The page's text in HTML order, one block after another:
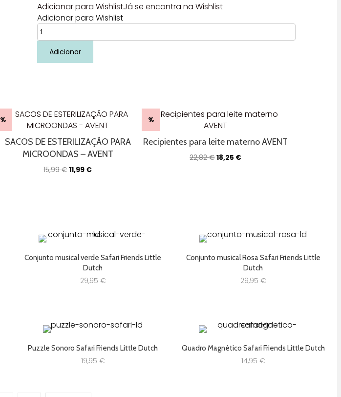
Adicionar para WishlistJá se encontra na Wishlist
Adicionar para Wishlist
Quantidade
de
Bolsa
Philips
Avent
Adicionar
%
SACOS DE ESTERILIZAÇÃO PARA
MICROONDAS – AVENT
15,99€ O
11,99 €O
%
Recipientes para leite materno AVENT
22,82€O
18,25 €O
Conjunto musical verde Safari Friends Little
Dutch
29,95 €
Conjunto musical Rosa Safari Friends Little
Dutch
29,95 €
Puzzle Sonoro Safari Friends Little Dutch
19,95 €
Quadro Magnético Safari Friends Little Dutch
14,95 €